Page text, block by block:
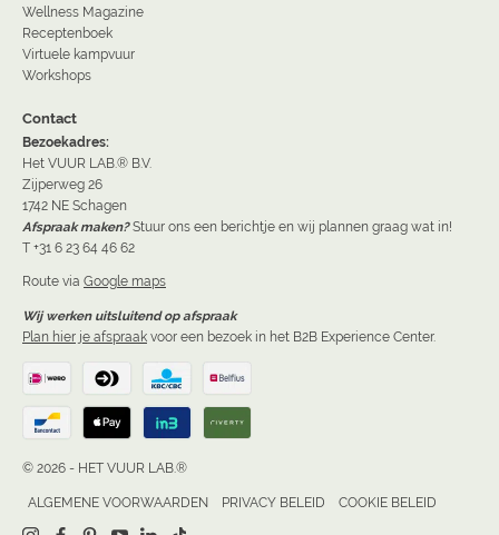
Wellness Magazine
Receptenboek
Virtuele kampvuur
Workshops
Contact
Bezoekadres:
Het VUUR LAB.® B.V.
Zijperweg 26
1742 NE Schagen
Afspraak maken? Stuur ons een berichtje en wij plannen graag wat in!
T +31 6 23 64 46 62
Route via Google maps
Wij werken uitsluitend op afspraak
Plan hier je afspraak voor een bezoek in het B2B Experience Center.
© 2026 - HET VUUR LAB.®
ALGEMENE VOORWAARDEN PRIVACY BELEID COOKIE BELEID